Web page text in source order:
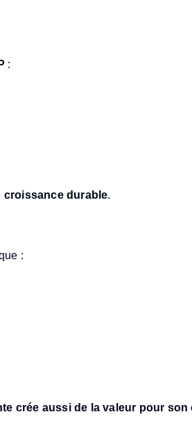
:
croissance durable.
:
crée aussi de la valeur pour